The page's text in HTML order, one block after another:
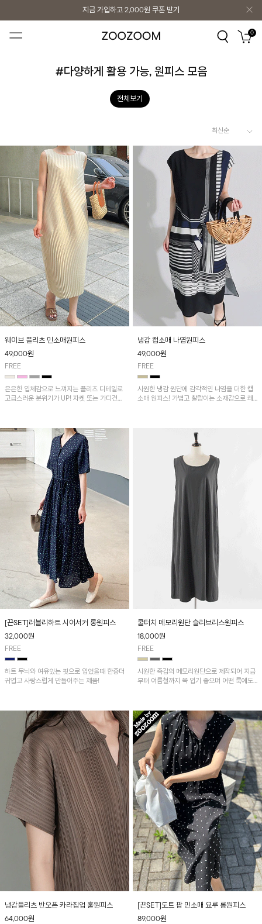
지금 가입하고 2,000원 쿠폰 받기
지금 가입하고 2,000원 쿠폰 받기 0
#다양하게 활용 가능, 원피스 모음
전체보기
웨이브 플리츠 민소매원피스
49,000원
FREE
은은한 입체감으로 느껴지는 플리츠 디테일로
고급스러운 분위기가 UP! 자켓 또는 가디건과
냉감 캡소매 나염원피스
49,000원
FREE
시원한 냉감 원단에 감각적인 나염을 더한 캡
소매 원피스! 가볍고 찰랑이는 소재감으로 쾌
[끈SET]러블리하트 시어서커 롱원피스
32,000원
FREE
하트 무늬와 여유있는 핏으로 입었을때 한층더
귀엽고 사랑스럽게 만들어주는 제품!
쿨터치 메모리원단 슬리브리스원피스
18,000원
FREE
시원한 촉감의 메모리원단으로 제작되어 지금
부터 여름철까지 쭉 입기 좋으며 어떤 룩에도
냉감플리츠 반오픈 카라집업 훌원피스
64,000원
[끈SET]도트 팝 민소매 요루 롱원피스
89,000원